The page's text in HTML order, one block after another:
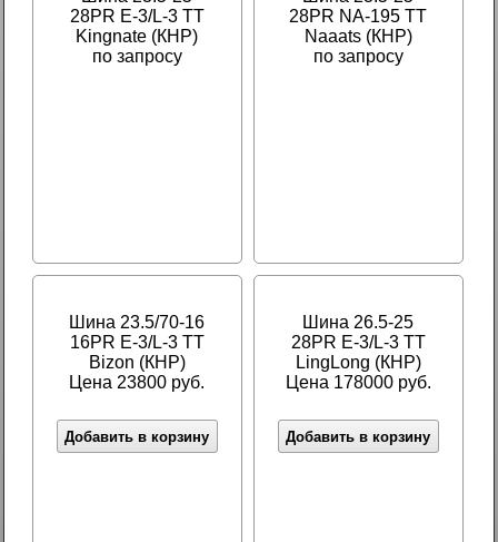
28PR E-3/L-3 TT
Kingnate (КНР)
по запросу
28PR NA-195 TT
Naaats (КНР)
по запросу
Шина 23.5/70-16
16PR E-3/L-3 TT
Bizon (КНР)
Цена 23800 руб.
Добавить в корзину
Шина 26.5-25
28PR E-3/L-3 TT
LingLong (КНР)
Цена 178000 руб.
Добавить в корзину